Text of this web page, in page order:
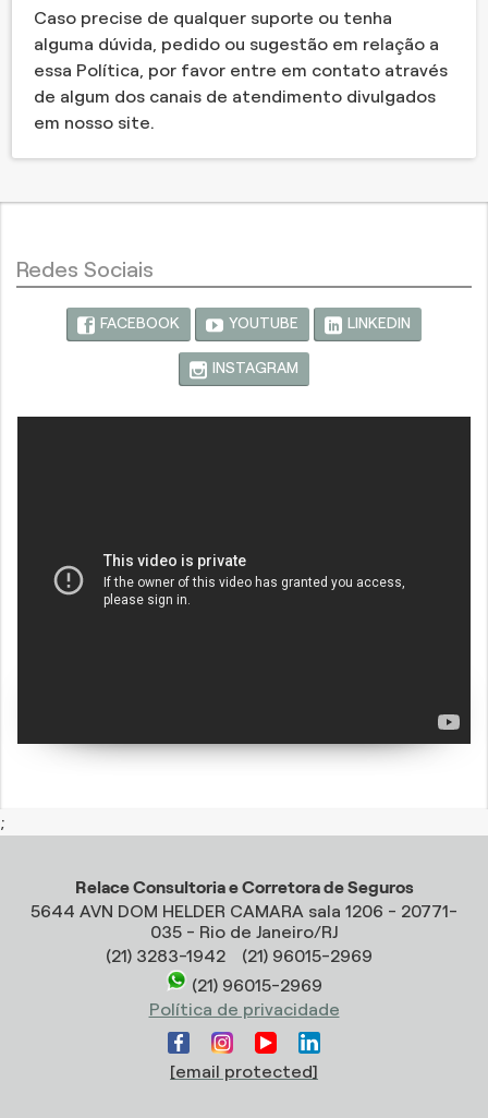
Caso precise de qualquer suporte ou tenha
alguma dúvida, pedido ou sugestão em relação a
essa Política, por favor entre em contato através
de algum dos canais de atendimento divulgados
em nosso site.
Redes Sociais
FACEBOOK YOUTUBE LINKEDIN
INSTAGRAM
;
Relace Consultoria e Corretora de Seguros
5644 AVN DOM HELDER CAMARA sala 1206 - 20771-
035 - Rio de Janeiro/RJ
(21) 3283-1942
(21) 96015-2969
(21) 96015-2969
Política de privacidade
[email protected]